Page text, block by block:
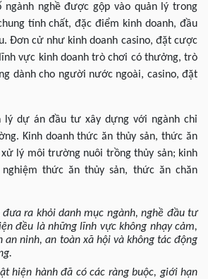
ngành nghề được gộp vào quản lý trong
tính chất, đặc điểm kinh doanh, đầu
Đơn cử như kinh doanh casino, đặt cược
vực kinh doanh trò chơi có thưởng, trò
dành cho người nước ngoài, casino, đặt
lý dự án đầu tư xây dựng với ngành chỉ
Kinh doanh thức ăn thủy sản, thức ăn
xử lý môi trường nuôi trồng thủy sản; kinh
thức ăn thủy sản, thức ăn chăn
ra khỏi danh mục ngành, nghề đầu tư
đều là những lĩnh vực không nhạy cảm,
an ninh, an toàn xã hội và không tác động
hiện hành đã có các ràng buộc, giới hạn